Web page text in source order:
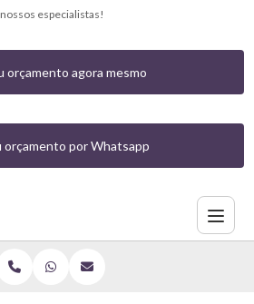
especialistas!
orçamento agora mesmo
orçamento por Whatsapp